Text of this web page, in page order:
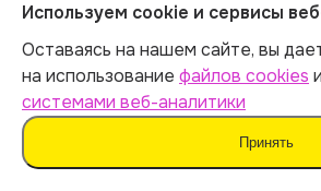
Общий рейтинг
Используем cookie и сервисы
Оставаясь на нашем сайте, вы
на использование файлов cookies
системами веб-аналитики
Принять